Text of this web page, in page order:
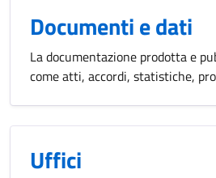
Documenti e dati
La documentazione prodotta e
come atti, accordi, statistiche,
Uffici